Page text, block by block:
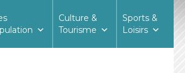
Culture &
Tourisme
Sports &
Loisirs